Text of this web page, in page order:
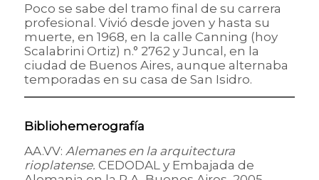
Poco se sabe del tramo final de su carrera
profesional. Vivió desde joven y hasta su
muerte, en 1968, en la calle Canning (hoy
Scalabrini Ortiz) n.° 2762 y Juncal, en la
ciudad de Buenos Aires, aunque alternaba
temporadas en su casa de San Isidro.
Bibliohemerografía
AA.VV: Alemanes en la arquitectura
rioplatense. CEDODAL y Embajada de